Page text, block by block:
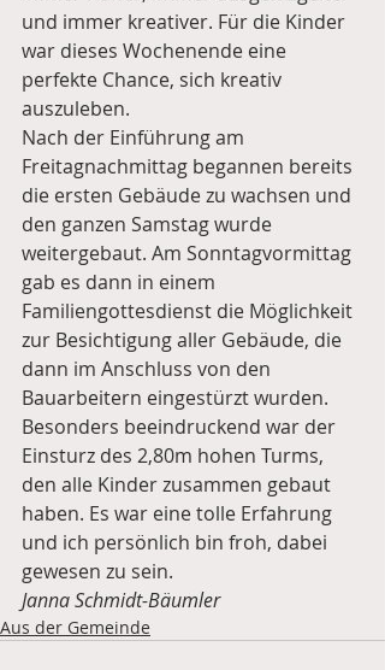
und immer kreativer. Für die Kinder
war dieses Wochenende eine
perfekte Chance, sich kreativ
auszuleben.
Nach der Einführung am
Freitagnachmittag begannen bereits
die ersten Gebäude zu wachsen und
den ganzen Samstag wurde
weitergebaut. Am Sonntagvormittag
gab es dann in einem
Familiengottesdienst die Möglichkeit
zur Besichtigung aller Gebäude, die
dann im Anschluss von den
Bauarbeitern eingestürzt wurden.
Besonders beeindruckend war der
Einsturz des 2,80m hohen Turms,
den alle Kinder zusammen gebaut
haben. Es war eine tolle Erfahrung
und ich persönlich bin froh, dabei
gewesen zu sein.
Janna Schmidt-Bäumler
Aus der Gemeinde